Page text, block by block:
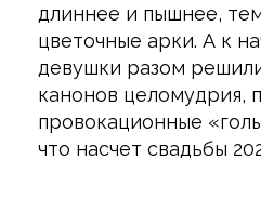
длиннее и пышнее,
цветочные арки. А к
девушки разом
канонов целомудрия,
провокационные
что насчет свадьбы